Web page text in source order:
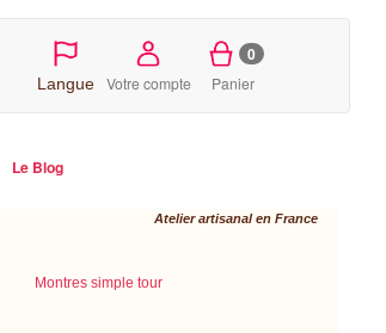
Langue Votre compte
0
Panier
Le Blog
Atelier artisanal en France
Montres simple tour